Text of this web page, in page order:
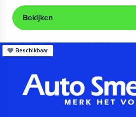
Bekijken
Beschikbaar